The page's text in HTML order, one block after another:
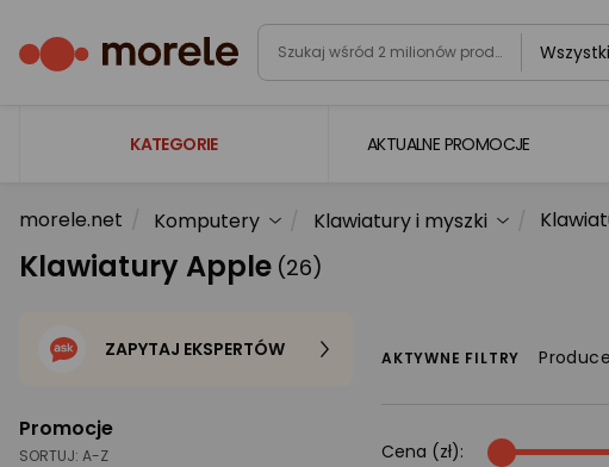
KATEGORIE
Laptopy
Komputery
Gaming
Telewizory i audio
AKTUALNE PROMOCJE
morele.net Komputery Klawiatury i myszki
Klawiatury Apple (26)
Promocje
SORTUJ: A-Z
ZAPYTAJ EKSPERTÓW AKTYWNE FILTRY
Cena (zł):